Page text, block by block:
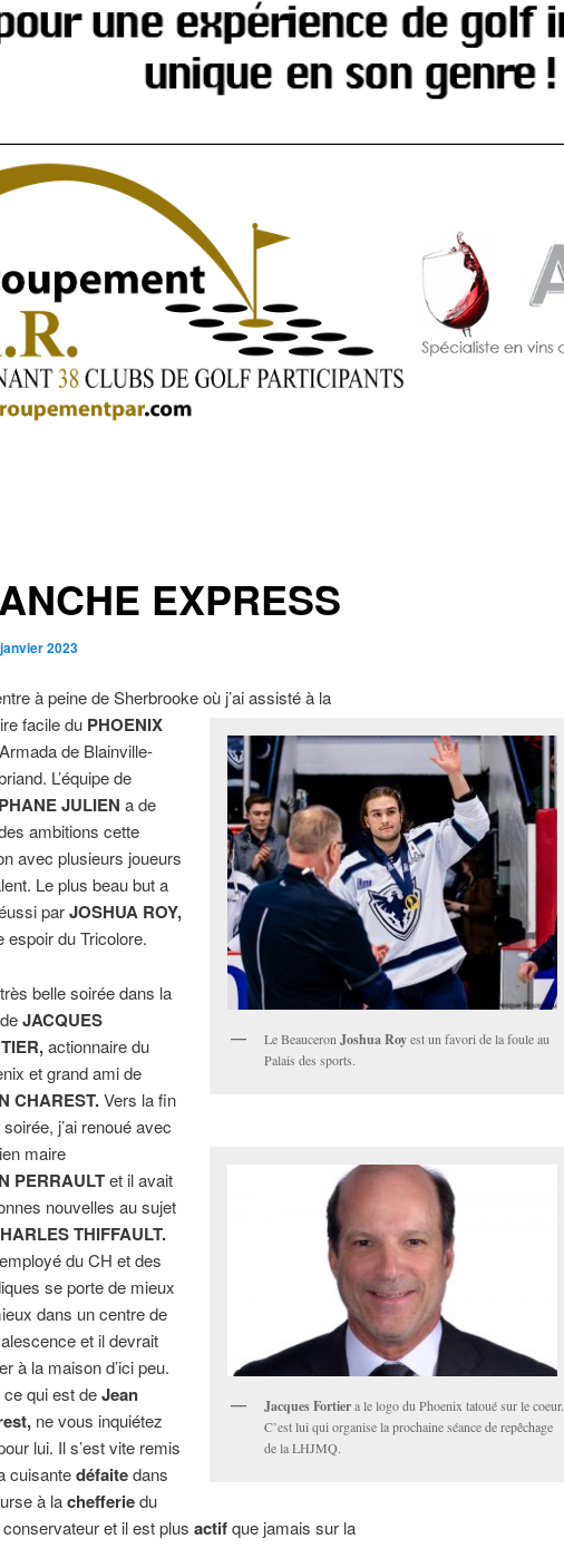
EXPRESS
2023
à peine de Sherbrooke où j’ai assisté à la
Le BeauceronJoshua Royest un favori de la foule au
Palais des sports.
facile du PHOENIX
de Blainville-
L’équipe de
JULIEN a de
ambitions cette
avec plusieurs joueurs
Le plus beau but a
parJOSHUA ROY,
espoir du Tricolore.
belle soirée dans la
JACQUES
actionnaire du
et grand ami de
CHAREST.Vers la fin
j’ai renoué avec
maire
Jacques Fortiera le logo du Phoenix tatoué sur le coeur.
C’est lui qui organise la prochaine séance de repêchage
de la LHJMQ.
PERRAULTet il avait
nouvelles au sujet
THIFFAULT.
employé du CH et des
se porte de mieux
dans un centre de
et il devrait
à la maison d’ici peu.
ce qui est deJean
ne vous inquiétez
lui. Il s’est vite remis
cuisantedéfaitedans
à lachefferiedu
conservateur et il est plusactifque jamais sur la